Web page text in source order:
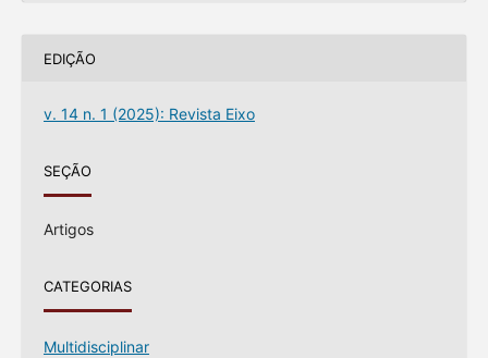
EDIÇÃO
v. 14 n. 1 (2025): Revista Eixo
SEÇÃO
Artigos
CATEGORIAS
Multidisciplinar